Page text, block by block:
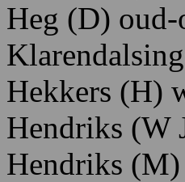
Heg (D)
K
Hekkers (H)
Hendriks (W
Hendriks (M)